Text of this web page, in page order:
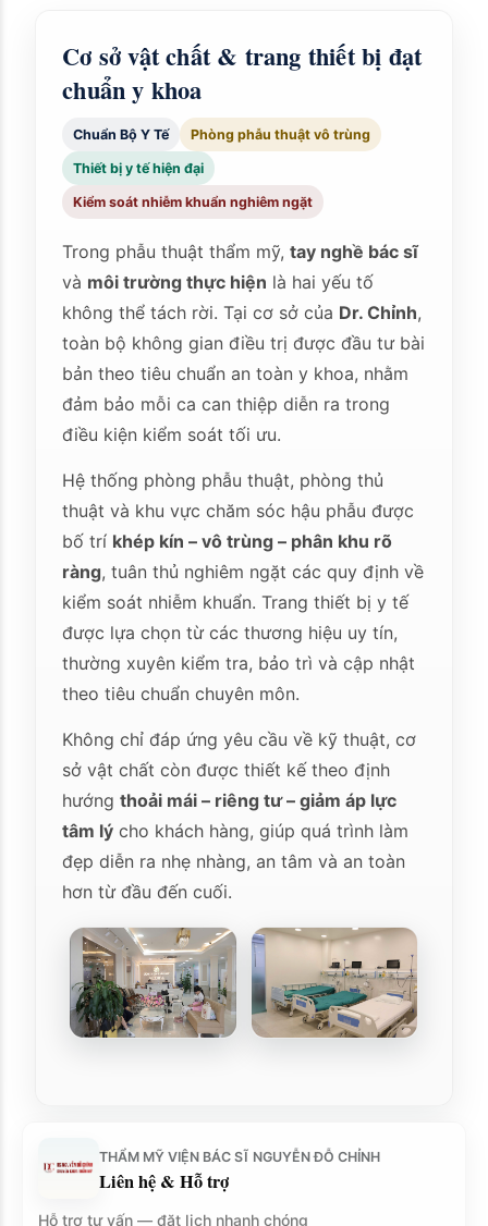
Cơ sở vật chất & trang thiết bị đạt
chuẩn y khoa
Chuẩn Bộ Y Tế Phòng phẫu thuật vô trùng
Thiết bị y tế hiện đại
Kiểm soát nhiễm khuẩn nghiêm ngặt
Trong phẫu thuật thẩm mỹ,tay nghề bác sĩ
và môi trường thực hiện là hai yếu tố
không thể tách rời. Tại cơ sở của Dr. Chỉnh,
toàn bộ không gian điều trị được đầu tư bài
bản theo tiêu chuẩn an toàn y khoa, nhằm
đảm bảo mỗi ca can thiệp diễn ra trong
điều kiện kiểm soát tối ưu.
Hệ thống phòng phẫu thuật, phòng thủ
thuật và khu vực chăm sóc hậu phẫu được
bố trí khép kín – vô trùng – phân khu rõ
ràng, tuân thủ nghiêm ngặt các quy định về
kiểm soát nhiễm khuẩn. Trang thiết bị y tế
được lựa chọn từ các thương hiệu uy tín,
thường xuyên kiểm tra, bảo trì và cập nhật
theo tiêu chuẩn chuyên môn.
Không chỉ đáp ứng yêu cầu về kỹ thuật, cơ
sở vật chất còn được thiết kế theo định
hướngthoải mái – riêng tư – giảm áp lực
tâm lý cho khách hàng, giúp quá trình làm
đẹp diễn ra nhẹ nhàng, an tâm và an toàn
hơn từ đầu đến cuối.
THẨM MỸ VIỆN BÁC SĨ NGUYỄN ĐỖ CHỈNH
Liên hệ & Hỗ trợ
Hỗ trợ tư vấn — đặt lịch nhanh chóng